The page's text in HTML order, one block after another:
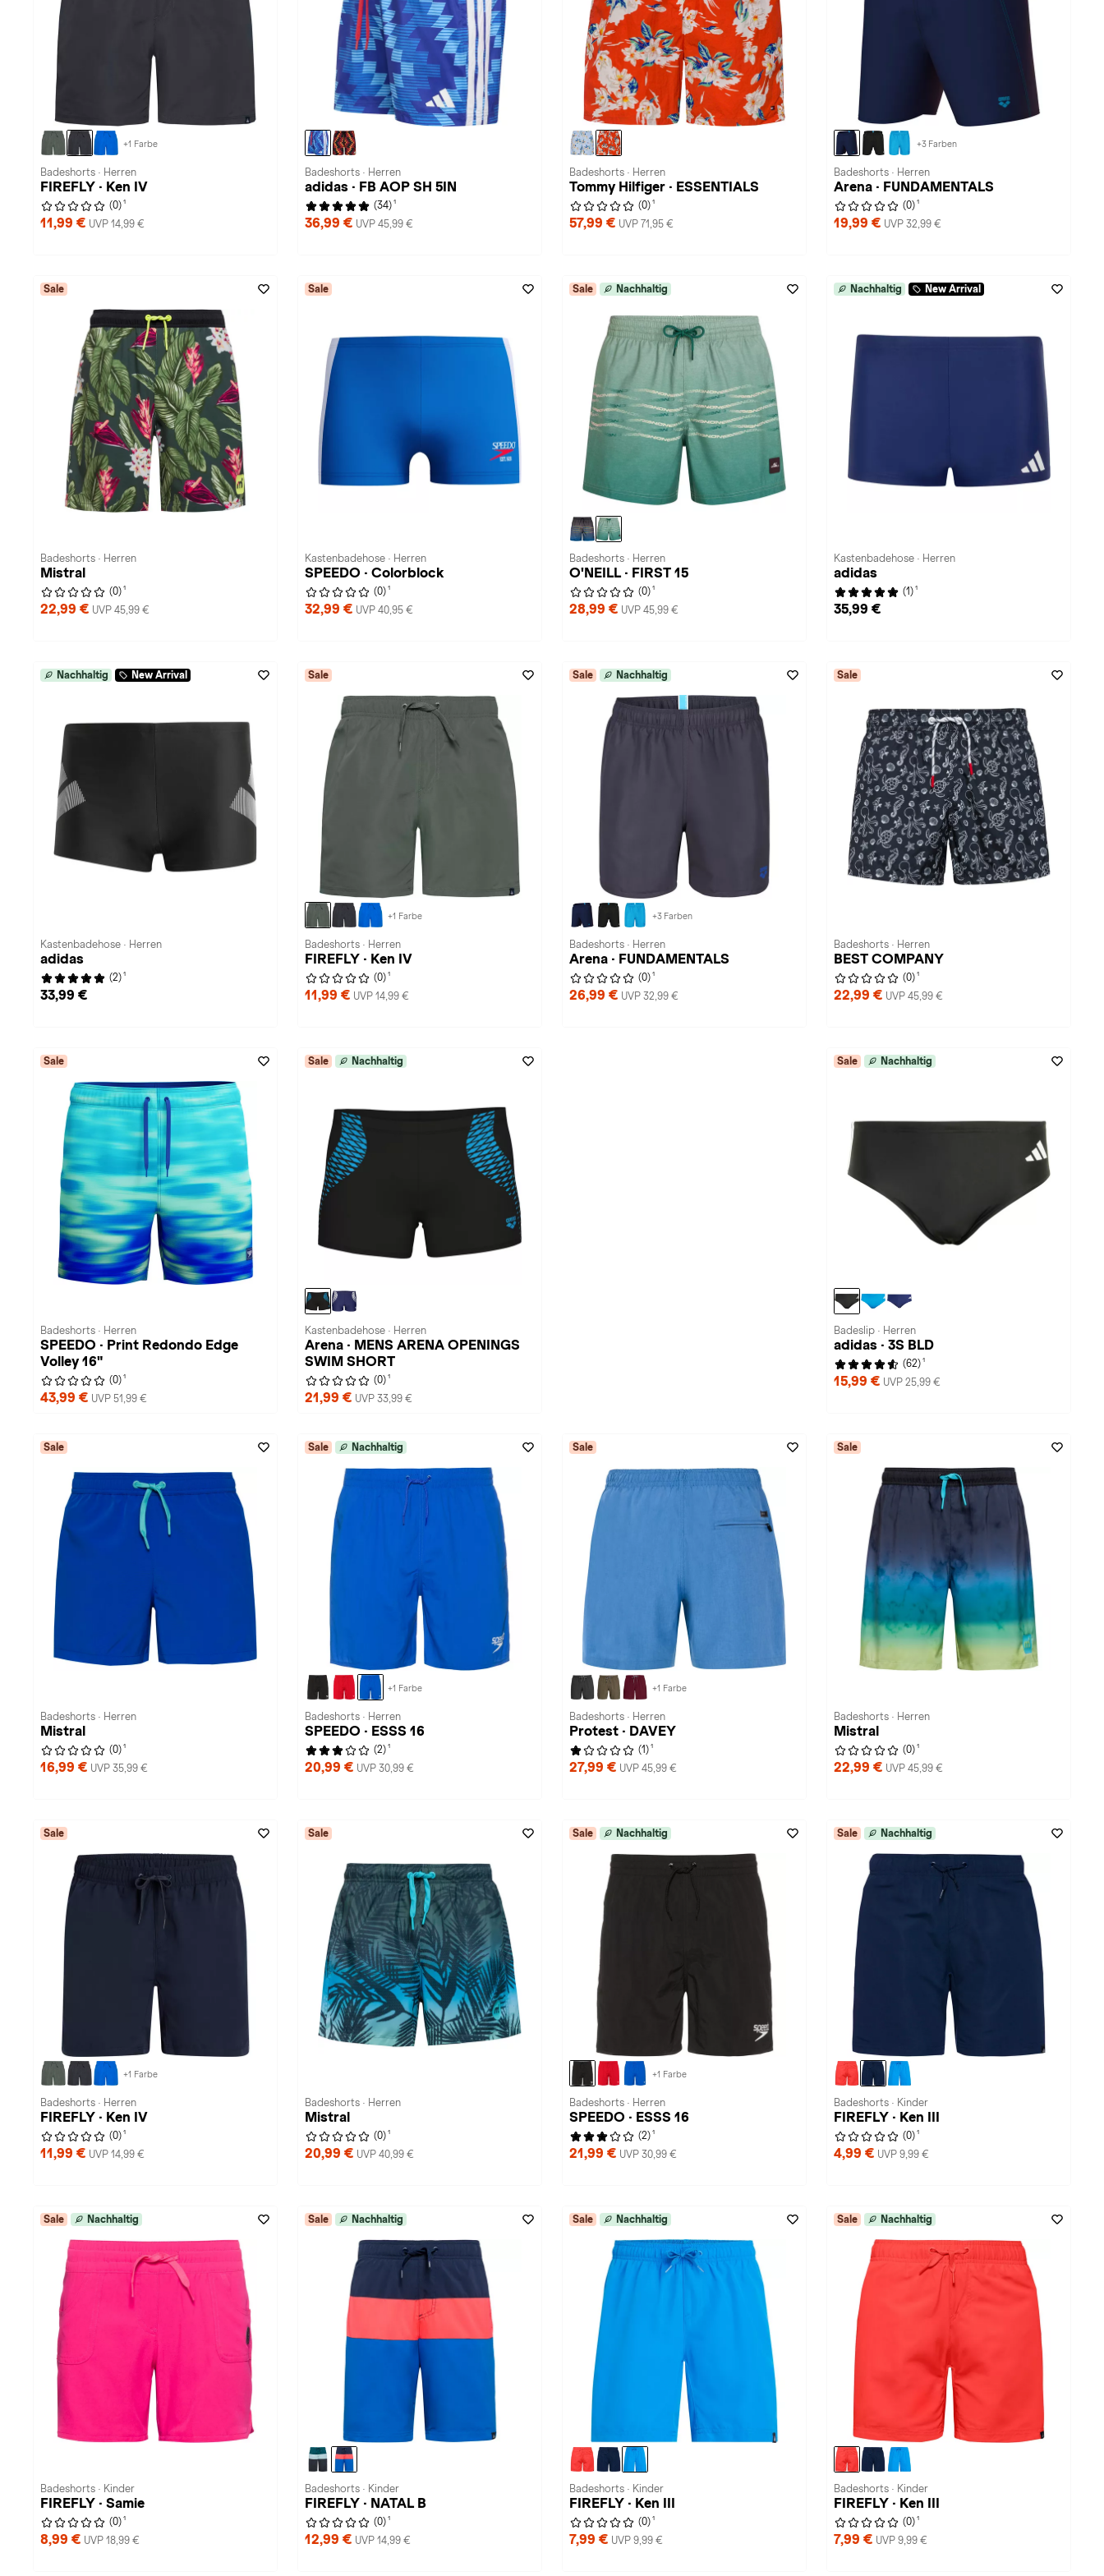
+1 Farbe
Badeshorts · Herren
FIREFLY · Ken IV
(0) 1
11,99 € UVP 14,99 €
Badeshorts · Herren
adidas · FB AOP SH 5IN
(34) 1
36,99 € UVP 45,99 €
Badeshorts · Herren
Tommy Hilfiger · ESSENTIALS
(0) 1
57,99 € UVP 71,95 €
+3 Farben
Badeshorts · Herren
Arena · FUNDAMENTALS
(0) 1
19,99 € UVP 32,99 €
Sale
Badeshorts · Herren
Mistral
(0) 1
22,99 € UVP 45,99 €
Sale
Kastenbadehose · Herren
SPEEDO · Colorblock
(0) 1
32,99 € UVP 40,95 €
Sale Nachhaltig
Badeshorts · Herren
O'NEILL · FIRST 15
(0) 1
28,99 € UVP 45,99 €
Nachhaltig New Arrival
Kastenbadehose · Herren
adidas
(1) 1
35,99 €
Nachhaltig New Arrival
Kastenbadehose · Herren
adidas
(2) 1
33,99 €
Sale
+1 Farbe
Badeshorts · Herren
FIREFLY · Ken IV
(0) 1
11,99 € UVP 14,99 €
Sale Nachhaltig
+3 Farben
Badeshorts · Herren
Arena · FUNDAMENTALS
(0) 1
26,99 € UVP 32,99 €
Sale
Badeshorts · Herren
BEST COMPANY
(0) 1
22,99 € UVP 45,99 €
Sale
Badeshorts · Herren
SPEEDO · Print Redondo Edge
Volley 16"
(0) 1
43,99 € UVP 51,99 €
Sale Nachhaltig
Kastenbadehose · Herren
Arena · MENS ARENA OPENINGS
SWIM SHORT
(0) 1
21,99 € UVP 33,99 €
Sale Nachhaltig
Badeslip · Herren
adidas · 3S BLD
(62) 1
15,99 € UVP 25,99 €
Sale
Badeshorts · Herren
Mistral
(0) 1
16,99 € UVP 35,99 €
Sale Nachhaltig
+1 Farbe
Badeshorts · Herren
SPEEDO · ESSS 16
(2) 1
20,99 € UVP 30,99 €
Sale
+1 Farbe
Badeshorts · Herren
Protest · DAVEY
(1) 1
27,99 € UVP 45,99 €
Sale
Badeshorts · Herren
Mistral
(0) 1
22,99 € UVP 45,99 €
Sale
+1 Farbe
Badeshorts · Herren
FIREFLY · Ken IV
(0) 1
11,99 € UVP 14,99 €
Sale
Badeshorts · Herren
Mistral
(0) 1
20,99 € UVP 40,99 €
Sale Nachhaltig
+1 Farbe
Badeshorts · Herren
SPEEDO · ESSS 16
(2) 1
21,99 € UVP 30,99 €
Sale Nachhaltig
Badeshorts · Kinder
FIREFLY · Ken III
(0) 1
4,99 € UVP 9,99 €
Sale Nachhaltig
Badeshorts · Kinder
FIREFLY · Samie
(0) 1
8,99 € UVP 18,99 €
Sale Nachhaltig
Badeshorts · Kinder
FIREFLY · NATAL B
(0) 1
12,99 € UVP 14,99 €
Sale Nachhaltig
Badeshorts · Kinder
FIREFLY · Ken III
(0) 1
7,99 € UVP 9,99 €
Sale Nachhaltig
Badeshorts · Kinder
FIREFLY · Ken III
(0) 1
7,99 € UVP 9,99 €